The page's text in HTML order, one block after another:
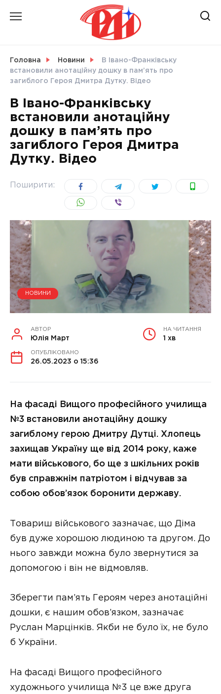
СВІТ
УКРАЇНА
Головна Новини
В Івано-Франківську
встановили анотаційну дошку в пам’ять про
загиблого Героя Дмитра Дутку. Відео
В Івано-Франківську
встановили анотаційну
дошку в пам’ять про
загиблого Героя Дмитра
Дутку. Відео
Поширити:
НОВИНИ
АВТОР
Юлія Март
НА ЧИТАННЯ
1 хв
ОПУБЛІКОВАНО
26.05.2023 о 15:36
На фасаді Вищого професійного училища
№3 встановили анотаційну дошку
загиблому герою Дмитру Дутці. Хлопець
захищав Україну ще від 2014 року, каже
мати військового, бо ще з шкільних років
був справжнім патріотом і відчував за
собою обов’язок боронити державу.
Товариш військового зазначає, що Діма
був дуже хорошою людиною та другом. До
нього завжди можна було звернутися за
допомогою і він не відмовляв.
Зберегти пам’ять Героям через анотаційні
дошки, є нашим обов’язком, зазначає
Руслан Марцінків. Якби не було їх, не було
б України.
На фасаді Вищого професійного
художнього училища №3 це вже друга